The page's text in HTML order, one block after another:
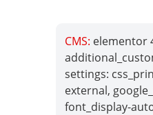
CMS: elementor
settings:
external,
font_display-